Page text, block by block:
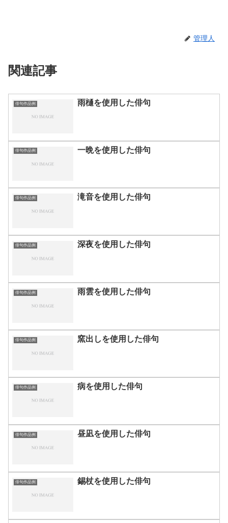
管理人
関連記事
俳句作品例 雨樋を使用した俳句
俳句作品例 一晩を使用した俳句
俳句作品例 滝音を使用した俳句
俳句作品例 深夜を使用した俳句
俳句作品例 雨雲を使用した俳句
俳句作品例 窯出しを使用した俳句
俳句作品例 病を使用した俳句
俳句作品例 昼凪を使用した俳句
俳句作品例 錫杖を使用した俳句